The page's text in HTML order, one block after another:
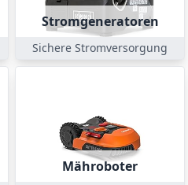
Stromgeneratoren
Sichere Stromversorgung
Mähroboter